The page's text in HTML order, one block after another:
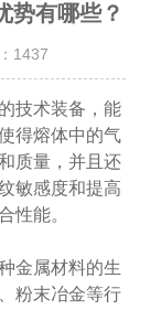
势有哪些？
1437
技术装备，能
得熔体中的气
质量，并且还
敏感度和提高
性能。
金属材料的生
粉末冶金等行